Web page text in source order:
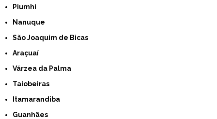
Piumhi
Nanuque
São Joaquim de Bicas
Araçuaí
Várzea da Palma
Taiobeiras
Itamarandiba
Guanhães